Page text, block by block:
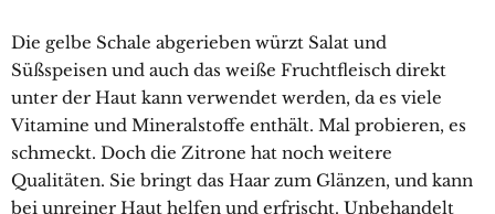
Die gelbe Schale abgerieben würzt Salat und
Süßspeisen und auch das weiße Fruchtfleisch direkt
unter der Haut kann verwendet werden, da es viele
Vitamine und Mineralstoffe enthält. Mal probieren, es
schmeckt. Doch die Zitrone hat noch weitere
Qualitäten. Sie bringt das Haar zum Glänzen, und kann
bei unreiner Haut helfen und erfrischt. Unbehandelt